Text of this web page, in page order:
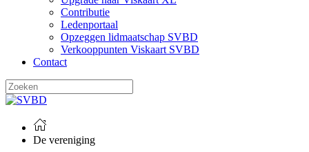
Contributie
Ledenportaal
Opzeggen lidmaatschap SVBD
Verkooppunten Viskaart SVBD
Contact
De vereniging